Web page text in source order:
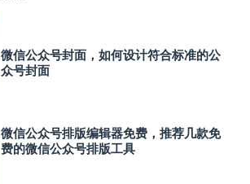
微信公众号封面，如何设计符合标准的公
众号封面
微信公众号排版编辑器免费，推荐几款免
费的微信公众号排版工具